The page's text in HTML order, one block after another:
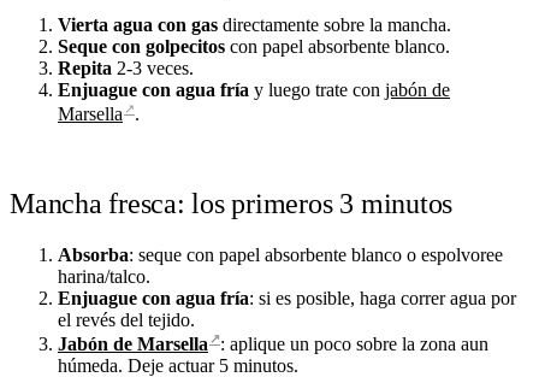
Vierta agua con gas directamente sobre la mancha.
Seque con golpecitos con papel absorbente blanco.
Repita 2-3 veces.
Enjuague con agua fría y luego trate con jabón de
Marsella ↗.
Mancha fresca: los primeros 3 minutos
Absorba: seque con papel absorbente blanco o espolvoree
harina/talco.
Enjuague con agua fría: si es posible, haga correr agua por
el revés del tejido.
Jabón de Marsella ↗: aplique un poco sobre la zona aun
húmeda. Deje actuar 5 minutos.